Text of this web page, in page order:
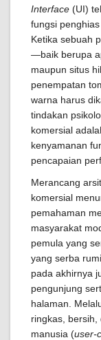
Interface (UI)
fungsi
Ketika sebuah
—baik berupa
maupun situs
penempatan
warna harus
tindakan
komersial
kenyamanan
pencapaian
Merancang
komersial
pemahaman
masyarakat
pemula yang
yang serba
pada akhirnya
pengunjung
halaman.
ringkas,
manusia (user-